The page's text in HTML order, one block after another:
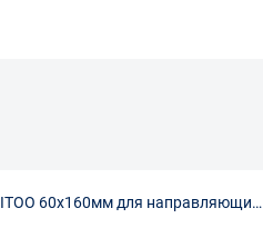
60х160мм для направляющих